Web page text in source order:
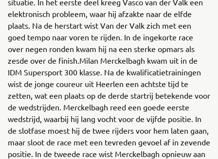
situatie. In het eerste deel kreeg Vasco van der Valk een
elektronisch probleem, waar hij afzakte naar de elfde
plaats. Na de herstart wist Van der Valk zich met een
goed tempo naar voren te rijden. In de ingekorte race
over negen ronden kwam hij na een sterke opmars als
zesde over de finish.Milan Merckelbagh kwam uit in de
IDM Supersport 300 klasse. Na de kwalificatietrainingen
wist de jonge coureur uit Heerlen een achtste tijd te
zetten, wat een plaats op de derde startrij betekende voor
de wedstrijden. Merckelbagh reed een goede eerste
wedstrijd, waarbij hij lang vocht voor de vijfde positie. In
de slotfase moest hij de twee rijders voor hem laten gaan,
maar sloot de race met een tevreden gevoel af in zevende
positie. In de tweede race wist Merckelbagh opnieuw aan